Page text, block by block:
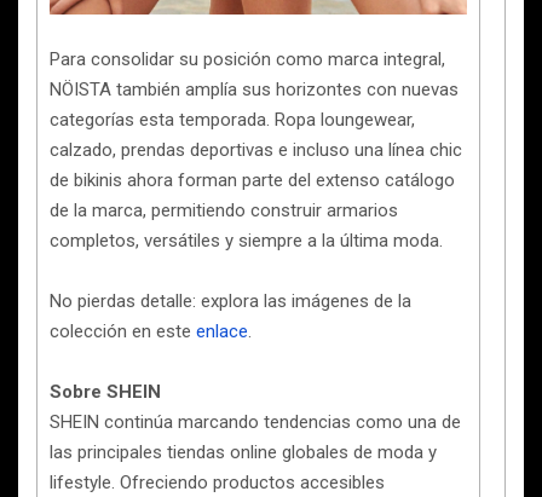
Para consolidar su posición como marca integral,
NÖISTA también amplía sus horizontes con nuevas
categorías esta temporada. Ropa loungewear,
calzado, prendas deportivas e incluso una línea chic
de bikinis ahora forman parte del extenso catálogo
de la marca, permitiendo construir armarios
completos, versátiles y siempre a la última moda.
No pierdas detalle: explora las imágenes de la
colección en este enlace.
Sobre SHEIN
SHEIN continúa marcando tendencias como una de
las principales tiendas online globales de moda y
lifestyle. Ofreciendo productos accesibles